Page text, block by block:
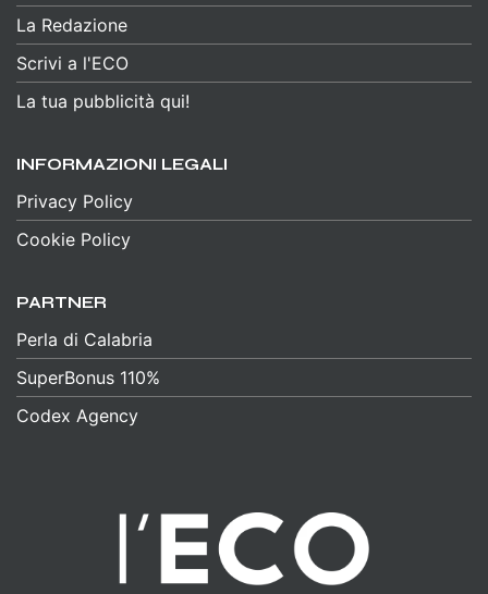
La Redazione
Scrivi a l'ECO
La tua pubblicità qui!
INFORMAZIONI LEGALI
Privacy Policy
Cookie Policy
PARTNER
Perla di Calabria
SuperBonus 110%
Codex Agency